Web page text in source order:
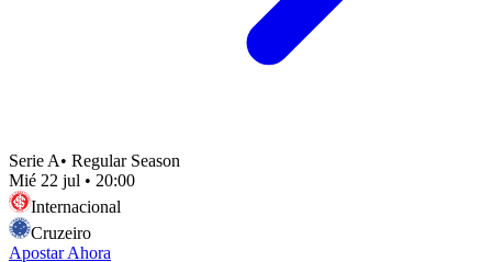
Serie A• Regular Season
Mié 22 jul • 20:00
Internacional
Cruzeiro
Apostar Ahora